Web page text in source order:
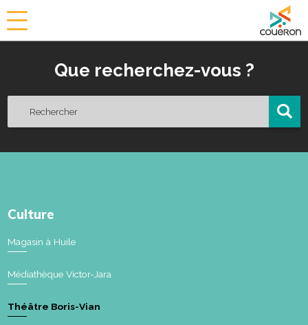
i
Que recherchez-vous ?
Culture
Magasin à Huile
Médiathèque Victor-Jara
Théâtre Boris-Vian